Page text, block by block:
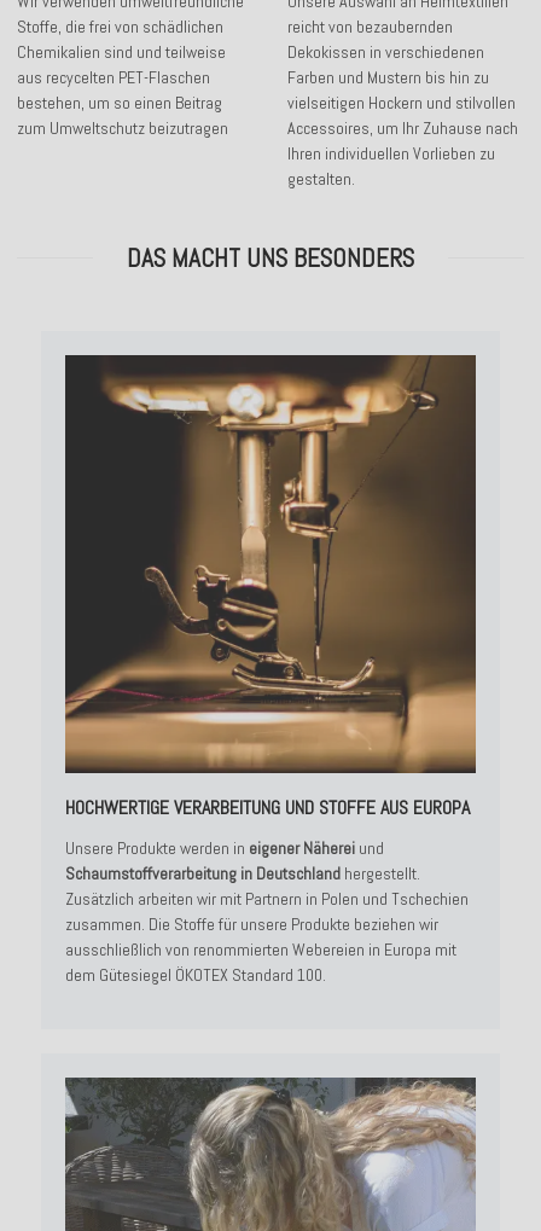
Stoffe, die frei von schädlichen
Chemikalien sind und teilweise
aus recycelten PET-Flaschen
bestehen, um so einen Beitrag
zum Umweltschutz beizutragen
reicht von bezaubernden
Dekokissen in verschiedenen
Farben und Mustern bis hin zu
vielseitigen Hockern und stilvollen
Accessoires, um Ihr Zuhause nach
Ihren individuellen Vorlieben zu
gestalten.
DAS MACHT UNS BESONDERS
HOCHWERTIGE VERARBEITUNG UND STOFFE AUS EUROPA
Unsere Produkte werden in eigener Näherei und
Schaumstoffverarbeitung in Deutschland hergestellt.
Zusätzlich arbeiten wir mit Partnern in Polen und Tschechien
zusammen. Die Stoffe für unsere Produkte beziehen wir
ausschließlich von renommierten Webereien in Europa mit
dem Gütesiegel ÖKOTEX Standard 100.